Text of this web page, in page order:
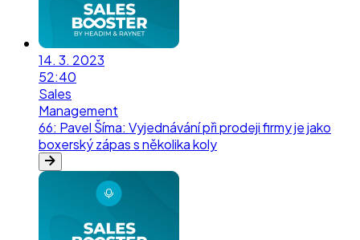
14. 3. 2023
52:40
Sales
Management
66: Pavel Šíma: Vyjednávání při prodeji firmy je jako
boxerský zápas s několika koly